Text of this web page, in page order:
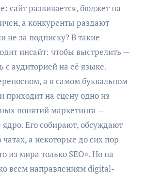
сайт развивается, бюджет на
а конкуренты раздают
не за подписку? В такие
инсайт: чтобы выстрелить —
с аудиторией на её языке.
а в самом буквальном
приходит на сцену одно из
понятий маркетинга —
ядро. Его собирают, обсуждают
а некоторые до сих пор
из мира только SEO». Но на
всем направлениям digital-